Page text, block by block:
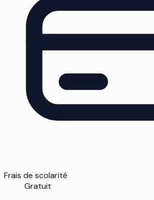
Frais de scolarité
Gratuit